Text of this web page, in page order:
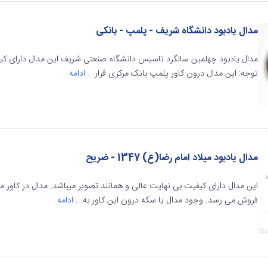
مدال یادبود دانشگاه شریف - پلمپ - بانکی
مدال یادبود چهلمین سالگرد تاسیس دانشگاه صنعتی شریف این مدال دارای
توجه: این مدال درون کاور پلمپ بانک مرکزی قرار... ادامه
مدال یادبود میلاد امام رضا(ع) 1347 - ضریح
فروش می رسد. وجود مدال یا سکه درون این کاور به... ادامه